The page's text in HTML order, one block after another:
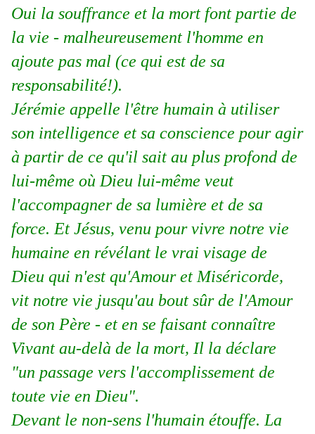
Oui la souffrance et la mort font partie de
la vie - malheureusement l'homme en
ajoute pas mal (ce qui est de sa
responsabilité!).
Jérémie appelle l'être humain à utiliser
son intelligence et sa conscience pour agir
à partir de ce qu'il sait au plus profond de
lui-même où Dieu lui-même veut
l'accompagner de sa lumière et de sa
force. Et Jésus, venu pour vivre notre vie
humaine en révélant le vrai visage de
Dieu qui n'est qu'Amour et Miséricorde,
vit notre vie jusqu'au bout sûr de l'Amour
de son Père - et en se faisant connaître
Vivant au-delà de la mort, Il la déclare
"un passage vers l'accomplissement de
toute vie en Dieu".
Devant le non-sens l'humain étouffe. La